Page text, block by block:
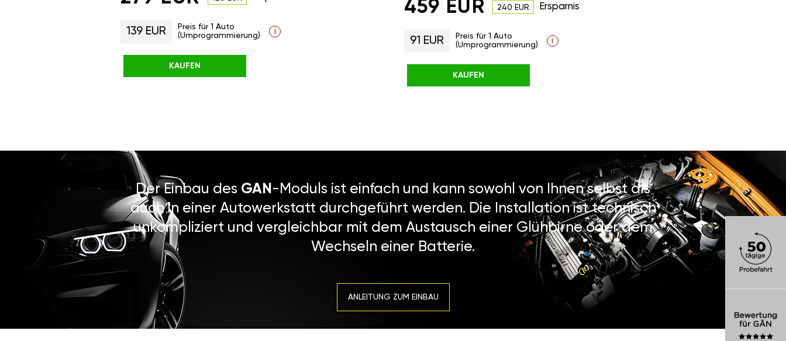
459 EUR 240 EUR Ersparnis
91 EUR
Preis für 1 Auto
(Umprogrammierung)
i
KAUFEN
139 EUR
Preis für 1 Auto
(Umprogrammierung)
i
KAUFEN
Der Einbau des GAN -Moduls ist einfach und kann sowohl von Ihnen selbst als
auch in einer Autowerkstatt durchgeführt werden. Die Installation ist technisch
unkompliziert und vergleichbar mit dem Austausch einer Glühbirne oder dem
Wechseln einer Batterie.
ANLEITUNG ZUM EINBAU